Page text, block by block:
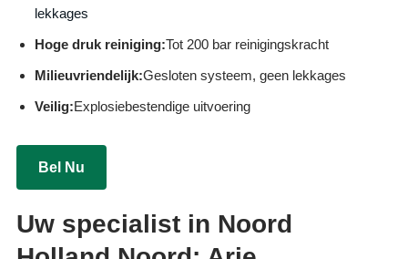
lekkages
Hoge druk reiniging:Tot 200 bar reinigingskracht
Milieuvriendelijk:Gesloten systeem, geen lekkages
Veilig:Explosiebestendige uitvoering
Bel Nu
Uw specialist in Noord